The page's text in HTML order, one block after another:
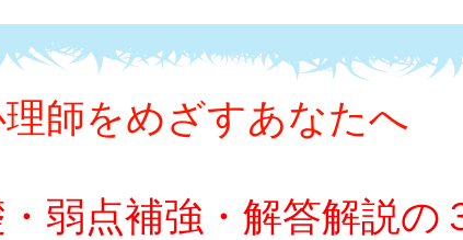
師をめざすあなたへ
・弱点補強・解答解説の